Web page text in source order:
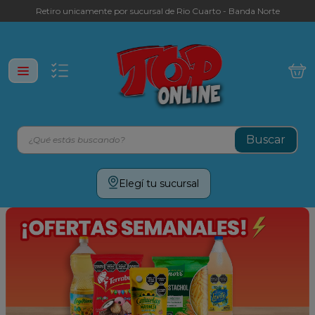
Retiro unicamente por sucursal de Rio Cuarto - Banda Norte
¿Qué estás buscando?
Elegí tu sucursal
Términos más buscados
yerba
galletitas